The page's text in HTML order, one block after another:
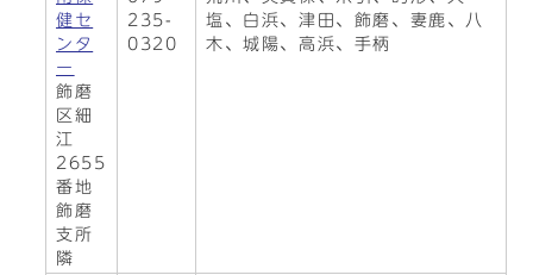
健セ
ンタ
ー
飾磨
区細
江
2655
番地
飾磨
支所
隣
235-
0320
塩、白浜、津田、飾磨、妻鹿、八
木、城陽、高浜、手柄